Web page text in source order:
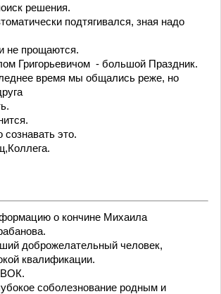
решения.
подтягивался, зная надо
не прощаются.
Григорьевичом - большой Праздник.
время мы общались реже, но
сознавать это.
о кончине Михаила
доброжелательный человек,
квалификации.
соболезнование родным и